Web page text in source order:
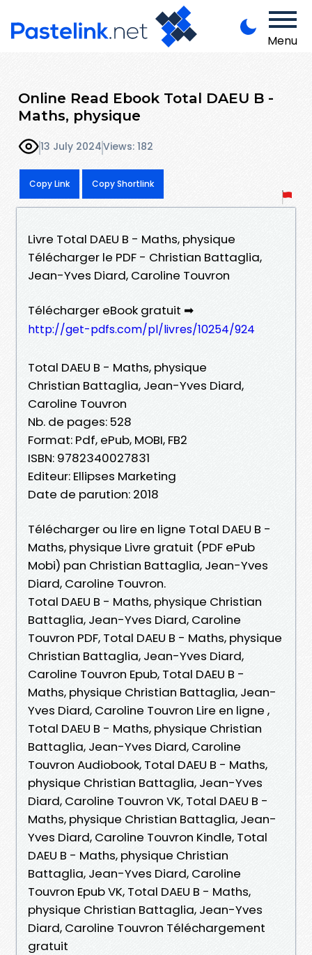
Menu
Online Read Ebook Total DAEU B -
Maths, physique
13 July 2024Views: 182
Copy Link Copy Shortlink
Livre Total DAEU B - Maths, physique
Télécharger le PDF - Christian Battaglia,
Jean-Yves Diard, Caroline Touvron
Télécharger eBook gratuit ➡
http://get-pdfs.com/pl/livres/10254/924
Total DAEU B - Maths, physique
Christian Battaglia, Jean-Yves Diard,
Caroline Touvron
Nb. de pages: 528
Format: Pdf, ePub, MOBI, FB2
ISBN: 9782340027831
Editeur: Ellipses Marketing
Date de parution: 2018
Télécharger ou lire en ligne Total DAEU B -
Maths, physique Livre gratuit (PDF ePub
Mobi) pan Christian Battaglia, Jean-Yves
Diard, Caroline Touvron.
Total DAEU B - Maths, physique Christian
Battaglia, Jean-Yves Diard, Caroline
Touvron PDF, Total DAEU B - Maths, physique
Christian Battaglia, Jean-Yves Diard,
Caroline Touvron Epub, Total DAEU B -
Maths, physique Christian Battaglia, Jean-
Yves Diard, Caroline Touvron Lire en ligne ,
Total DAEU B - Maths, physique Christian
Battaglia, Jean-Yves Diard, Caroline
Touvron Audiobook, Total DAEU B - Maths,
physique Christian Battaglia, Jean-Yves
Diard, Caroline Touvron VK, Total DAEU B -
Maths, physique Christian Battaglia, Jean-
Yves Diard, Caroline Touvron Kindle, Total
DAEU B - Maths, physique Christian
Battaglia, Jean-Yves Diard, Caroline
Touvron Epub VK, Total DAEU B - Maths,
physique Christian Battaglia, Jean-Yves
Diard, Caroline Touvron Téléchargement
gratuit